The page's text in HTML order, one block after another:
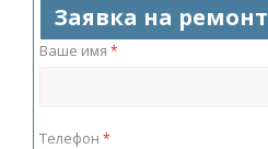
Заявка на ремонт
Ваше имя *
Телефон *